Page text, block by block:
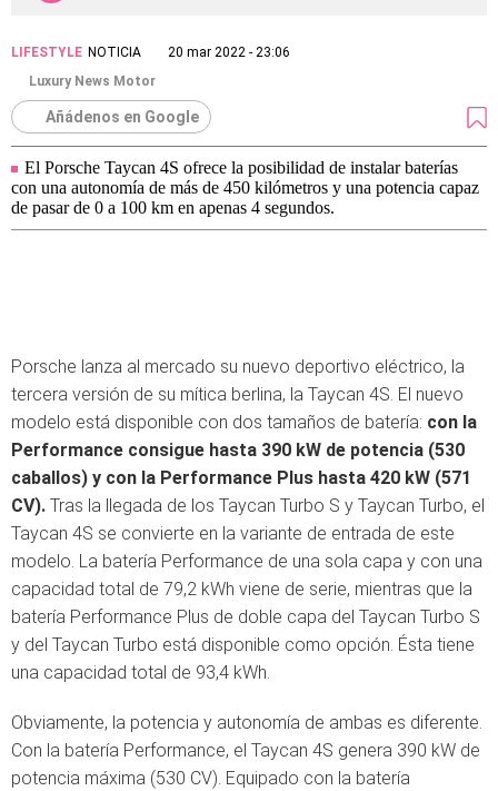
LIFESTYLE NOTICIA
20 mar 2022 - 23:06
Luxury News Motor
Añádenos en Google
El Porsche Taycan 4S ofrece la posibilidad de instalar baterías
con una autonomía de más de 450 kilómetros y una potencia capaz
de pasar de 0 a 100 km en apenas 4 segundos.
Porsche lanza al mercado su nuevo deportivo eléctrico, la
tercera versión de su mítica berlina, la Taycan 4S. El nuevo
modelo está disponible con dos tamaños de batería: con la
Performance consigue hasta 390 kW de potencia (530
caballos) y con la Performance Plus hasta 420 kW (571
CV). Tras la llegada de los Taycan Turbo S y Taycan Turbo, el
Taycan 4S se convierte en la variante de entrada de este
modelo. La batería Performance de una sola capa y con una
capacidad total de 79,2 kWh viene de serie, mientras que la
batería Performance Plus de doble capa del Taycan Turbo S
y del Taycan Turbo está disponible como opción. Ésta tiene
una capacidad total de 93,4 kWh.
Obviamente, la potencia y autonomía de ambas es diferente.
Con la batería Performance, el Taycan 4S genera 390 kW de
potencia máxima (530 CV). Equipado con la batería